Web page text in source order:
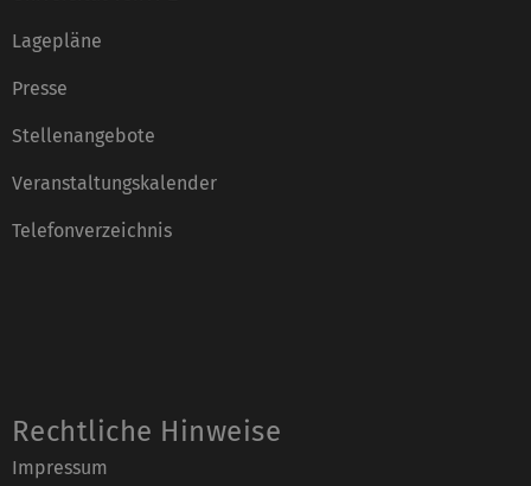
Lagepläne
Presse
Stellenangebote
Veranstaltungskalender
Telefonverzeichnis
Rechtliche Hinweise
Impressum